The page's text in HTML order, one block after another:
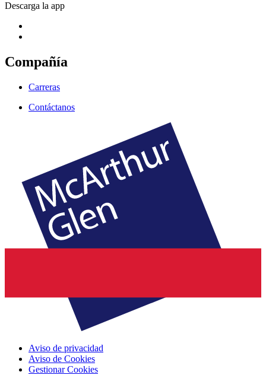
Descarga la app
Compañía
Carreras
Contáctanos
Aviso de privacidad
Aviso de Cookies
Gestionar Cookies